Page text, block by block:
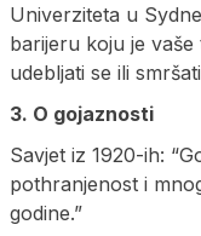
Univerziteta u
barijeru koju je
udebljati se ili
3. O gojaznosti
Savjet iz 1920-ih:
pothranjenost i
godine.”